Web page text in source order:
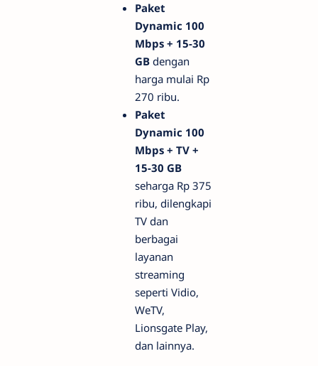
Paket
Dynamic 100
Mbps + 15-30
GB dengan
harga mulai Rp
270 ribu.
Paket
Dynamic 100
Mbps + TV +
15-30 GB
seharga Rp 375
ribu, dilengkapi
TV dan
berbagai
layanan
streaming
seperti Vidio,
WeTV,
Lionsgate Play,
dan lainnya.